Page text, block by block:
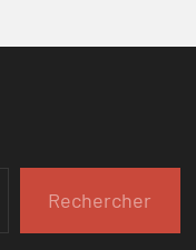
Rechercher